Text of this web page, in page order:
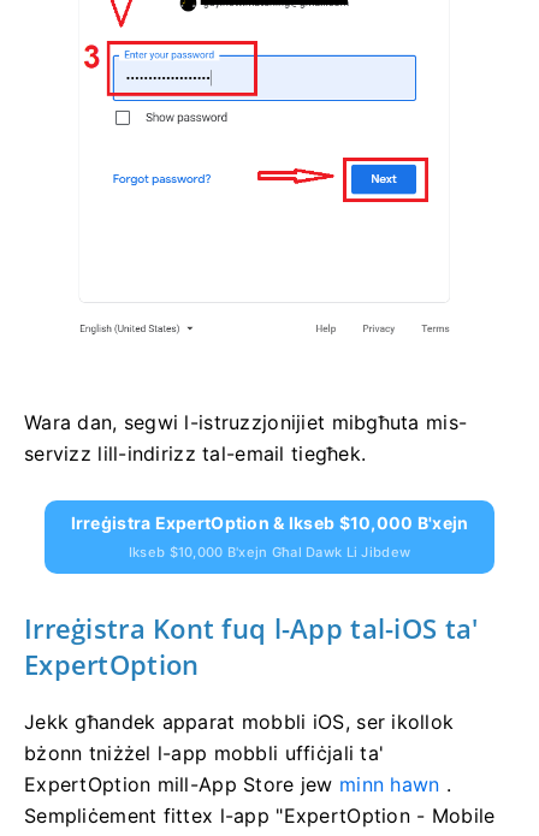
Wara dan, segwi l-istruzzjonijiet mibgħuta mis-
servizz lill-indirizz tal-email tiegħek.
Irreġistra ExpertOption & Ikseb $10,000 B'xejn
Ikseb $10,000 B'xejn Għal Dawk Li Jibdew
Irreġistra Kont fuq l-App tal-iOS ta'
ExpertOption
Jekk għandek apparat mobbli iOS, ser ikollok
bżonn tniżżel l-app mobbli uffiċjali ta'
ExpertOption mill-App Store jew minn hawn .
Sempliċement fittex l-app "ExpertOption - Mobile